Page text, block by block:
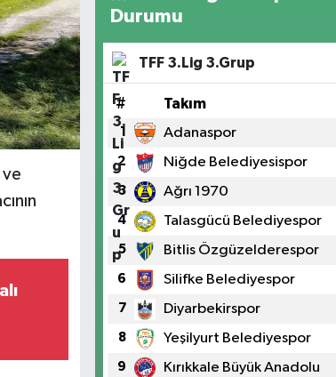
ve
Durumu
TFF 3.Lig 3.Grup
# Takım
1 Adanaspor
2 Niğde Belediyesispor
3 Ağrı 1970
4 Talasgücü Belediyespor
5 Bitlis Özgüzelderespor
6 Silifke Belediyespor
7 Diyarbekirspor
8 Yeşilyurt Belediyespor
9 Kırıkkale Büyük Anadolu